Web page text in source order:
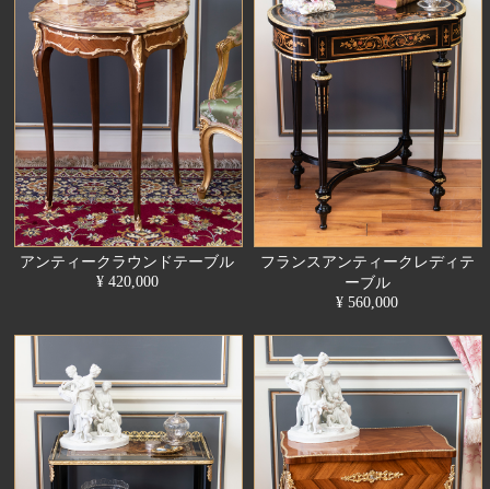
アンティークラウンドテーブル
¥ 420,000
フランスアンティークレディテ
ーブル
¥ 560,000